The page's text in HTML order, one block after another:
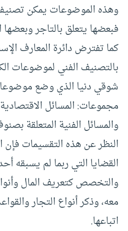
وهذه الموضوعات يمكن
فبعضها يتعلق بالتاجر وبعضها
كما تفترض دائرة المعارف
بالتصنيف الفني لموضوعات
شوقي دنيا الذي وضع
مجموعات: المسائل
والمسائل الفنية المتعلقة
النظر عن هذه التقسيمات فإن
القضايا التي ربما لم يسبقه
والتخصص كتعريف المال
معه، وذكر أنواع التجار
اتباعها.